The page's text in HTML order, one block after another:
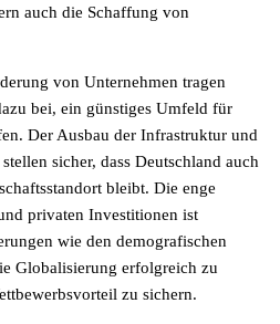
auch die Schaffung von
von Unternehmen tragen
bei, ein günstiges Umfeld für
Der Ausbau der Infrastruktur und
sicher, dass Deutschland auch
bleibt. Die enge
privaten Investitionen ist
wie den demografischen
Globalisierung erfolgreich zu
zu sichern.